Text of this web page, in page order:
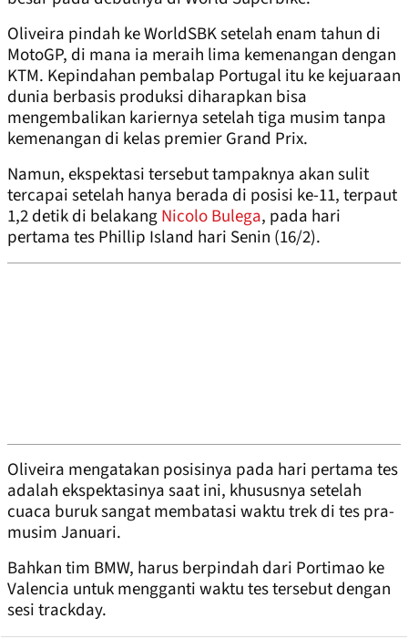
Oliveira pindah ke WorldSBK setelah enam tahun di
MotoGP, di mana ia meraih lima kemenangan dengan
KTM. Kepindahan pembalap Portugal itu ke kejuaraan
dunia berbasis produksi diharapkan bisa
mengembalikan kariernya setelah tiga musim tanpa
kemenangan di kelas premier Grand Prix.
Namun, ekspektasi tersebut tampaknya akan sulit
tercapai setelah hanya berada di posisi ke-11, terpaut
1,2 detik di belakangNicolo Bulega, pada hari
pertama tes Phillip Island hari Senin (16/2).
Oliveira mengatakan posisinya pada hari pertama tes
adalah ekspektasinya saat ini, khususnya setelah
cuaca buruk sangat membatasi waktu trek di tes pra-
musim Januari.
Bahkan tim BMW, harus berpindah dari Portimao ke
Valencia untuk mengganti waktu tes tersebut dengan
sesi trackday.